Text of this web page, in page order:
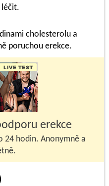
léčit.
cholesterolu a
poruchou erekce.
erekce
24 hodin. Anonymně a